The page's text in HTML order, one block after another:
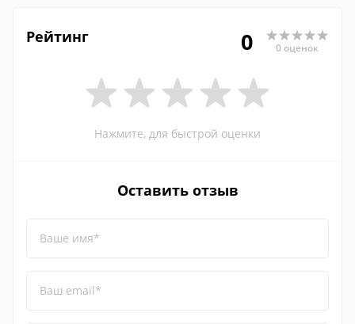
Рейтинг 0 0 оценок
Нажмите, для быстрой оценки
Оставить отзыв
Ваше имя*
Ваш email*